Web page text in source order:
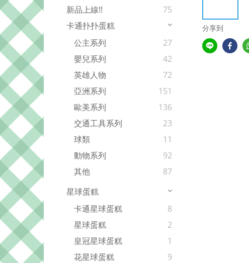
新品上線!!
75
卡通扑扑蛋糕
公主系列
27
嬰兒系列
42
英雄人物
72
亞洲系列
151
歐美系列
136
交通工具系列
23
球類
11
動物系列
92
其他
87
星球蛋糕
卡通星球蛋糕
8
星球蛋糕
2
皇冠星球蛋糕
1
花星球蛋糕
9
分享到